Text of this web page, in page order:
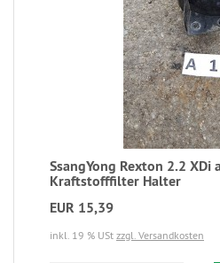
SsangYong Rexton 2.2 XDi
Kraftstofffilter Halter
EUR 15,39
inkl. 19 % USt zzgl. Versandkosten